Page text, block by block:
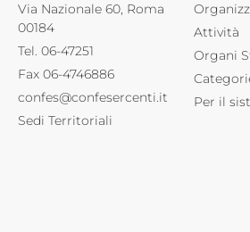
Via Nazionale 60, Roma
00184
Tel. 06-47251
Fax 06-4746886
confes@confesercenti.it
Sedi Territoriali
Attività
Organi
Per il